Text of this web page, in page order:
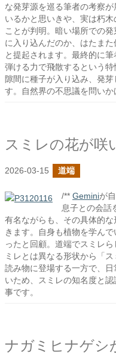
な発芽源を巡る筆者の考察
いるかと思いきや、実は朽
ことが判明。暗い場所での
に入り込んだのか、はたま
と提起されます。最終的に
弾ける力で飛散するという
隙間に種子が入り込み、発
す。自然界の不思議を問いか
スミレの花が咲
2026-03-15 道端
/** Geminiが
息子との会話
有名ながらも、その具体的
きます。自身も植物を学ん
ったと回顧。道端でスミレ
ミレとは異なる形状から「
読み物に登場する一方で、
いため、スミレの知名度と
事です。
ナガミヒナゲシ